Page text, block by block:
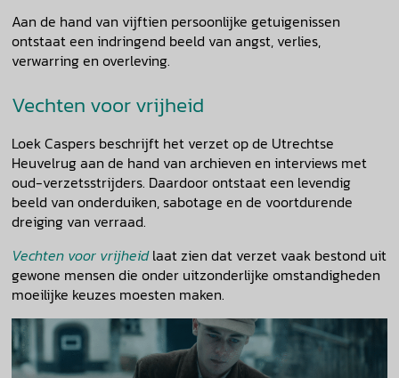
Aan de hand van vijftien persoonlijke getuigenissen
ontstaat een indringend beeld van angst, verlies,
verwarring en overleving.
Vechten voor vrijheid
Loek Caspers beschrijft het verzet op de Utrechtse
Heuvelrug aan de hand van archieven en interviews met
oud-verzetsstrijders. Daardoor ontstaat een levendig
beeld van onderduiken, sabotage en de voortdurende
dreiging van verraad.
Vechten voor vrijheidlaat zien dat verzet vaak bestond uit
gewone mensen die onder uitzonderlijke omstandigheden
moeilijke keuzes moesten maken.